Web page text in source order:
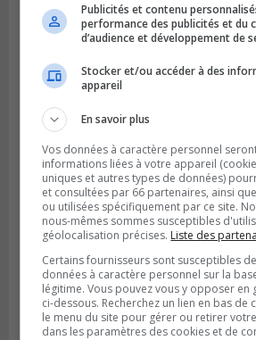
BROSSARD
Publié le 23 février 2024 à 10h59
Les candidatures pour le
sont terminées
Publicités et contenu
performance des publicités et du
d’audience et développement de
Stocker et/ou accéder à des
appareil
En savoir plus
Vos données à caractère personnel
informations liées à votre appareil
uniques et autres types de données)
et consultées par 66 partenaires, ainsi
ou utilisées spécifiquement par ce site.
nous-mêmes sommes susceptibles
géolocalisation précises. Liste des
Certains fournisseurs sont susceptibles
données à caractère personnel sur la
légitime. Vous pouvez vous y opposer en
ci-dessous. Recherchez un lien en bas de
le menu du site pour gérer ou retirer
dans les paramètres des cookies et de